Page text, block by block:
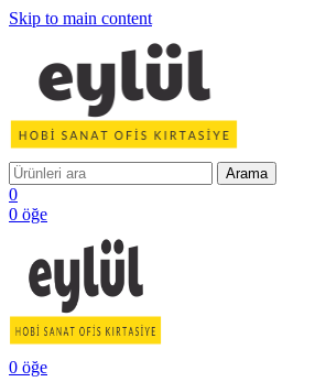
Skip to main content
Arama
0
0 öğe
0 öğe